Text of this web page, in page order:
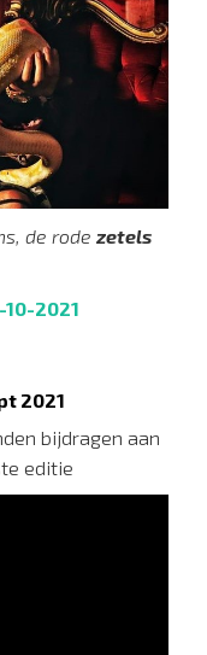
de rode zetels
2021
2021
bijdragen aan
editie